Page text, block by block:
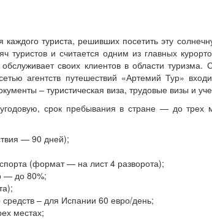
туриста, решивших посетить эту
туристов и считается одним из главных
своих клиентов в области
агентств путешествий «Артемий Тур»
– туристическая виза, трудовые визы и
срок пребывания в стране — до трех
— 90 дней);
(формат — на лист 4 разворота);
— до 80%;
– для Испании 60 евро/день;
местах;